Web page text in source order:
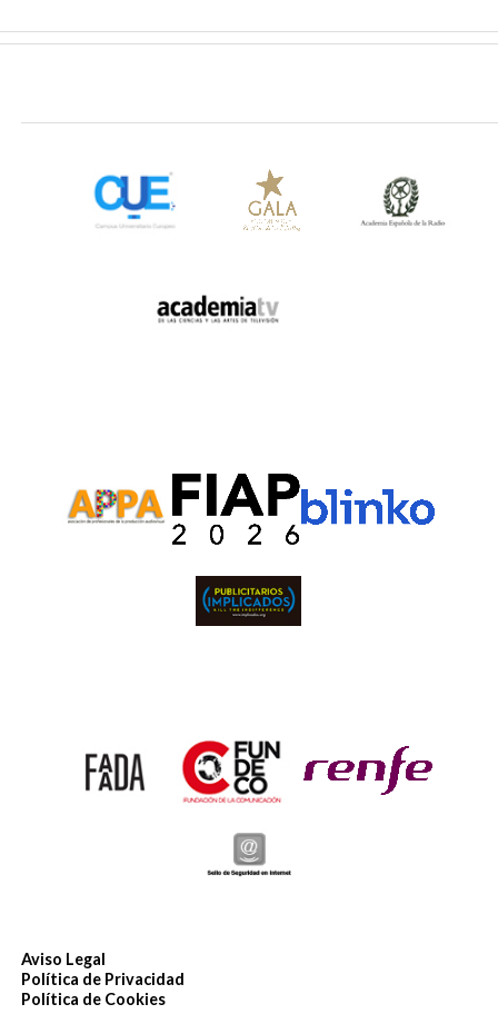
Aviso Legal
Política de Privacidad
Política de Cookies